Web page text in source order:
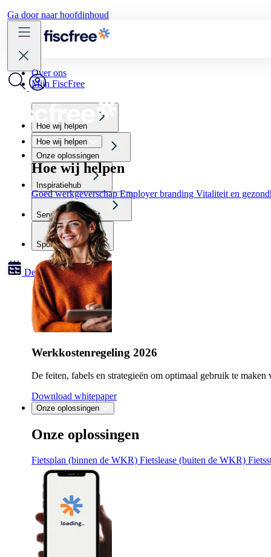
Ga door naar hoofdinhoud
Hoe wij helpen
Onze oplossingen
Inspiratiehub
Service & Contact
Sportscholen
Demo aanvragen
Over ons
Mijn FiscFree
Hoe wij helpen
Hoe wij helpen
Goed werkgeverschapEmployer branding Vitaliteit en
Werkkostenregeling 2026
De feiten, fabels en strategieën om optimaal gebruik te
Download whitepaper
Onze oplossingen
Onze oplossingen
Fietsplan (binnen de WKR) Fietslease (buiten de WKR)